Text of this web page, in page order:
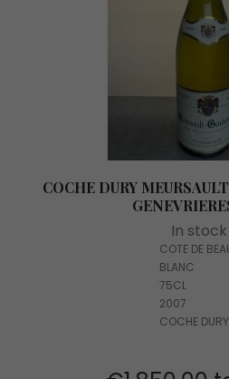
COCHE DURY
In stock
COTE DE
BLANC
75CL
2007
COCHE DURY